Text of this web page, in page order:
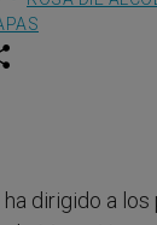
dirigido a